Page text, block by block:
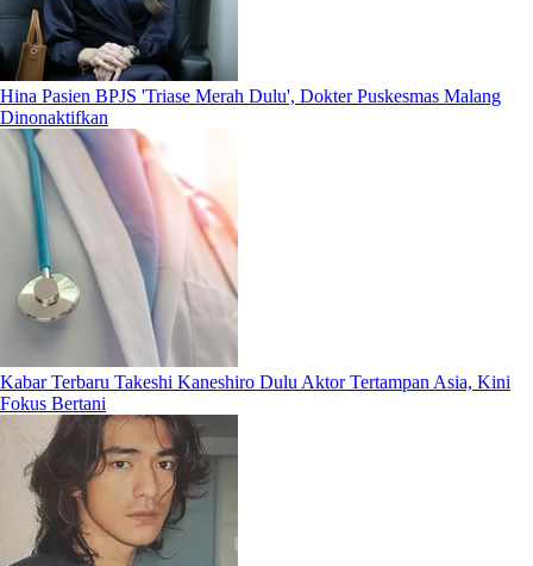
Hina Pasien BPJS 'Triase Merah Dulu', Dokter Puskesmas Malang
Dinonaktifkan
Kabar Terbaru Takeshi Kaneshiro Dulu Aktor Tertampan Asia, Kini
Fokus Bertani